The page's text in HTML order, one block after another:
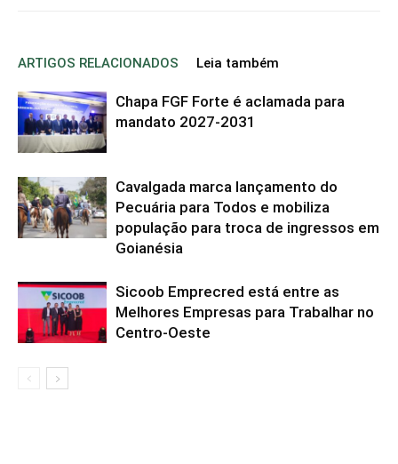
ARTIGOS RELACIONADOS Leia também
Chapa FGF Forte é aclamada para
mandato 2027-2031
Cavalgada marca lançamento do
Pecuária para Todos e mobiliza
população para troca de ingressos em
Goianésia
Sicoob Emprecred está entre as
Melhores Empresas para Trabalhar no
Centro-Oeste